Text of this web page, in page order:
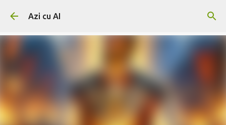
Azi cu AI